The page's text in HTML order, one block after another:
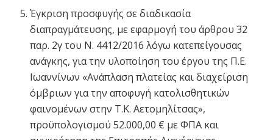
Έγκριση προσφυγής σε διαδικασία
διαπραγμάτευσης, με εφαρμογή του άρθρου 32
παρ. 2γ του Ν. 4412/2016 λόγω κατεπείγουσας
ανάγκης, για την υλοποίηση του έργου της Π.Ε.
Ιωαννίνων «Ανάπλαση πλατείας και διαχείριση
όμβριων για την αποφυγή κατολισθητικών
φαινομένων στην Τ.Κ. Αετομηλίτσας»,
προϋπολογισμού 52.000,00 € με ΦΠΑ και